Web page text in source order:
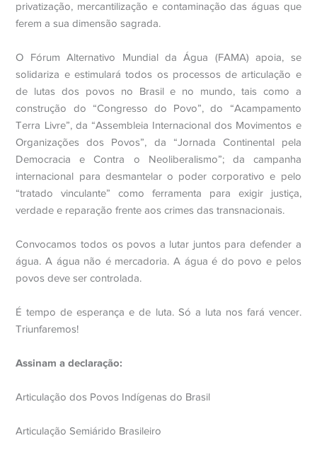
privatização, mercantilização e contaminação das águas que
ferem a sua dimensão sagrada.
O Fórum Alternativo Mundial da Água (FAMA) apoia, se
solidariza e estimulará todos os processos de articulação e
de lutas dos povos no Brasil e no mundo, tais como a
construção do “Congresso do Povo”, do “Acampamento
Terra Livre”, da “Assembleia Internacional dos Movimentos e
Organizações dos Povos”, da “Jornada Continental pela
Democracia e Contra o Neoliberalismo”; da campanha
internacional para desmantelar o poder corporativo e pelo
“tratado vinculante” como ferramenta para exigir justiça,
verdade e reparação frente aos crimes das transnacionais.
Convocamos todos os povos a lutar juntos para defender a
água. A água não é mercadoria. A água é do povo e pelos
povos deve ser controlada.
É tempo de esperança e de luta. Só a luta nos fará vencer.
Triunfaremos!
Assinam a declaração:
Articulação dos Povos Indígenas do Brasil
Articulação Semiárido Brasileiro